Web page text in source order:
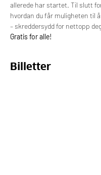
allerede har startet. Til slutt
hvordan du får muligheten til
– skreddersydd for nettopp
Gratis for alle!
Billetter